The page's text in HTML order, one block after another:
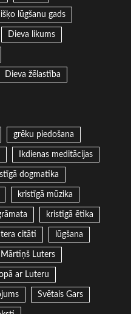
lūgšanu gads
Dieva likums
Dieva žēlastība
grēku piedošana
Ikdienas meditācijas
dogmatika
kristīgā mūzika
kristīgā ētika
citāti lūgšana
Mārtiņš Luters
ar Luteru
Svētais Gars